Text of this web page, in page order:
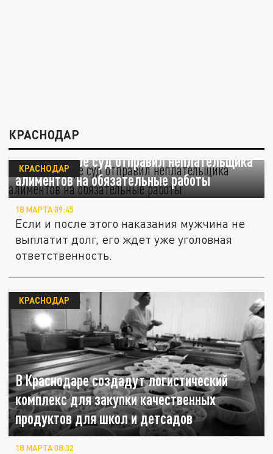
КРАСНОДАР
В Краснодаре суд отправил неплательщика
алиментов на обязательные работы
КРАСНОДАР
18 МАРТА 09:45
Если и после этого наказания мужчина не
выплатит долг, его ждет уже уголовная
ответственность.
В Краснодаре создадут логистический
комплекс для закупки качественных
продуктов для школ и детсадов
КРАСНОДАР
18 МАРТА 08:32